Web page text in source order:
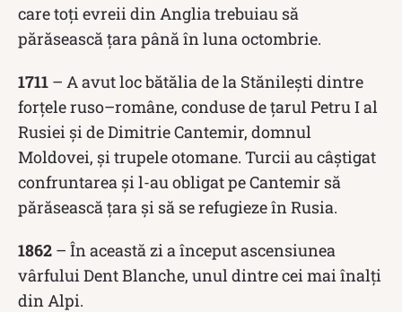
care toți evreii din Anglia trebuiau să
părăsească țara până în luna octombrie.
1711 – A avut loc bătălia de la Stănilești dintre
forțele ruso–române, conduse de țarul Petru I al
Rusiei și de Dimitrie Cantemir, domnul
Moldovei, și trupele otomane. Turcii au câștigat
confruntarea și l-au obligat pe Cantemir să
părăsească țara și să se refugieze în Rusia.
1862 – În această zi a început ascensiunea
vârfului Dent Blanche, unul dintre cei mai înalți
din Alpi.